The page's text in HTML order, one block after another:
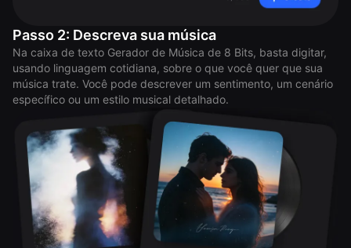
Passo 2: Descreva sua música
Na caixa de texto Gerador de Música de 8 Bits, basta digitar,
usando linguagem cotidiana, sobre o que você quer que sua
música trate. Você pode descrever um sentimento, um cenário
específico ou um estilo musical detalhado.